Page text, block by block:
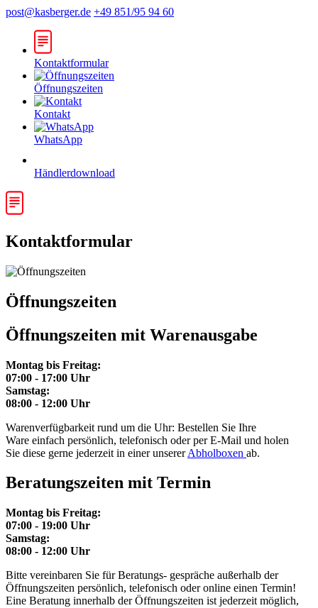
post@kasberger.de +49 851/95 94 60
Kontaktformular
Öffnungszeiten
Kontakt
WhatsApp
Händlerdownload
Kontaktformular
Öffnungszeiten
Öffnungszeiten mit Warenausgabe
Montag bis Freitag:
07:00 - 17:00 Uhr
Samstag:
08:00 - 12:00 Uhr
Warenverfügbarkeit rund um die Uhr: Bestellen Sie Ihre
Ware einfach persönlich, telefonisch oder per E-Mail und holen
Sie diese gerne jederzeit in einer unsererAbholboxen ab.
Beratungszeiten mit Termin
Montag bis Freitag:
07:00 - 19:00 Uhr
Samstag:
08:00 - 12:00 Uhr
Bitte vereinbaren Sie für Beratungs- gespräche außerhalb der
Öffnungszeiten persönlich, telefonisch oder online einen Termin!
Eine Beratung innerhalb der Öffnungszeiten ist jederzeit möglich,